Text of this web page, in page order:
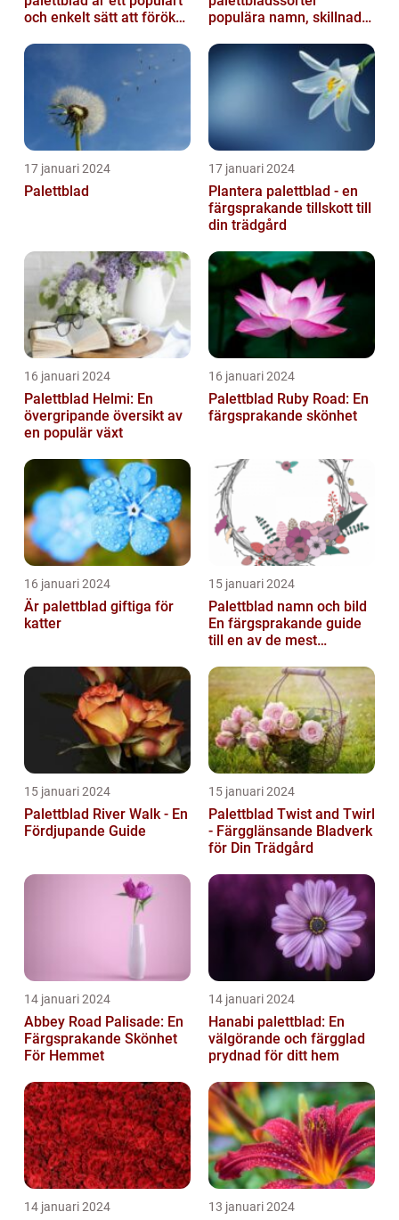
och enkelt sätt att föröka
populära namn, skillnader
17 januari 2024
Palettblad
17 januari 2024
Plantera palettblad - en
färgsprakande tillskott till
din trädgård
16 januari 2024
Palettblad Helmi: En
övergripande översikt av
en populär växt
16 januari 2024
Palettblad Ruby Road: En
färgsprakande skönhet
16 januari 2024
Är palettblad giftiga för
katter
15 januari 2024
Palettblad namn och bild
En färgsprakande guide
till en av de mest
inomhusväxterna
15 januari 2024
Palettblad River Walk - En
Fördjupande Guide
15 januari 2024
Palettblad Twist and Twirl
- Färgglänsande Bladverk
för Din Trädgård
14 januari 2024
Abbey Road Palisade: En
Färgsprakande Skönhet
För Hemmet
14 januari 2024
Hanabi palettblad: En
välgörande och färgglad
prydnad för ditt hem
14 januari 2024 13 januari 2024